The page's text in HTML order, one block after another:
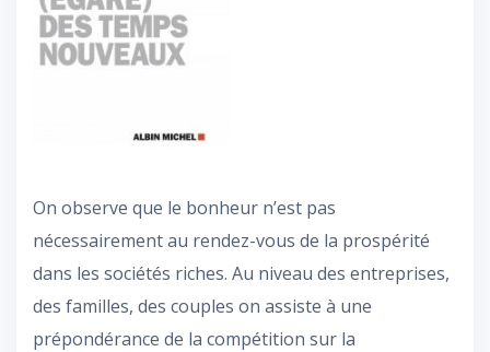
On observe que le bonheur n’est pas
nécessairement au rendez-vous de la prospérité
dans les sociétés riches. Au niveau des entreprises,
des familles, des couples on assiste à une
prépondérance de la compétition sur la